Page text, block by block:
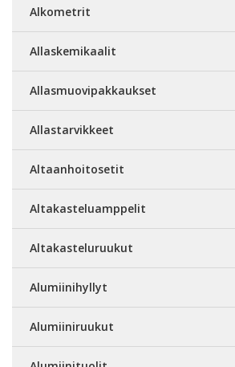
Alkometrit
Allaskemikaalit
Allasmuovipakkaukset
Allastarvikkeet
Altaanhoitosetit
Altakasteluamppelit
Altakasteluruukut
Alumiinihyllyt
Alumiiniruukut